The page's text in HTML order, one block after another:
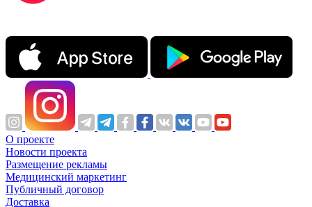
О проекте
Новости проекта
Размещение рекламы
Медицинский маркетинг
Публичный договор
Доставка